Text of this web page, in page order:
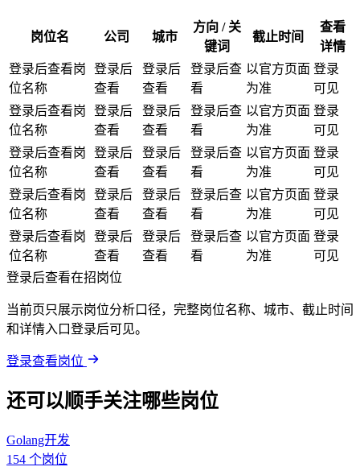
岗位名 公司 城市
方向 / 关
键词
截止时间
查看
详情
登录后查看岗
位名称
登录后
查看
登录后
查看
登录后查
看
以官方页面
为准
登录
可见
登录后查看岗
位名称
登录后
查看
登录后
查看
登录后查
看
以官方页面
为准
登录
可见
登录后查看岗
位名称
登录后
查看
登录后
查看
登录后查
看
以官方页面
为准
登录
可见
登录后查看岗
位名称
登录后
查看
登录后
查看
登录后查
看
以官方页面
为准
登录
可见
登录后查看岗
位名称
登录后
查看
登录后
查看
登录后查
看
以官方页面
为准
登录
可见
登录后查看在招岗位
当前页只展示岗位分析口径，完整岗位名称、城市、截止时间
和详情入口登录后可见。
登录查看岗位
还可以顺手关注哪些岗位
Golang开发
154 个岗位